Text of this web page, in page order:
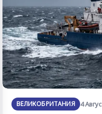
ВЕЛИКОБРИТАНИЯ 4